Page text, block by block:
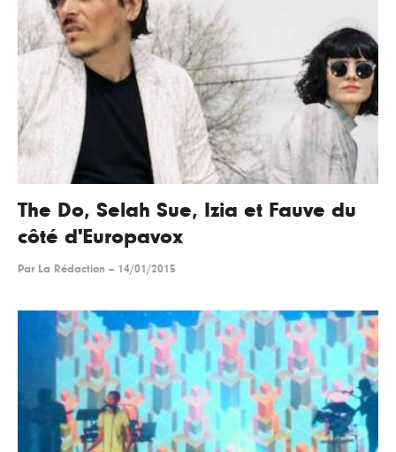
The Do, Selah Sue, Izia et Fauve du
côté d'Europavox
Par La Rédaction -- 14/01/2015